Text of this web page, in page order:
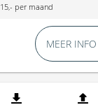
15,- per maand
MEER INFO